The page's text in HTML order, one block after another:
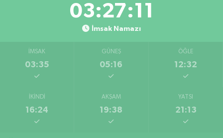
03:27:11
İmsak Namazı
İMSAK
03:35
GÜNEŞ
05:16
ÖĞLE
12:32
İKINDI
16:24
AKŞAM
19:38
YATSI
21:13